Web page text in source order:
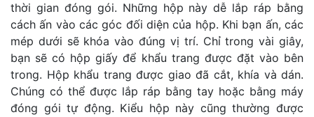
thời gian đóng gói. Những hộp này dễ lắp ráp bằng
cách ấn vào các góc đối diện của hộp. Khi bạn ấn, các
mép dưới sẽ khóa vào đúng vị trí. Chỉ trong vài giây,
bạn sẽ có hộp giấy để khẩu trang được đặt vào bên
trong. Hộp khẩu trang được giao đã cắt, khía và dán.
Chúng có thể được lắp ráp bằng tay hoặc bằng máy
đóng gói tự động. Kiểu hộp này cũng thường được